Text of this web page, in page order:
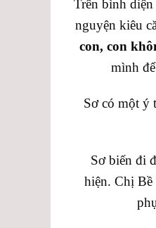
Trên bình
nguyện kiêu
con, con
mình
Sơ có một ý
Sơ biến đi
hiện. Chị Bề